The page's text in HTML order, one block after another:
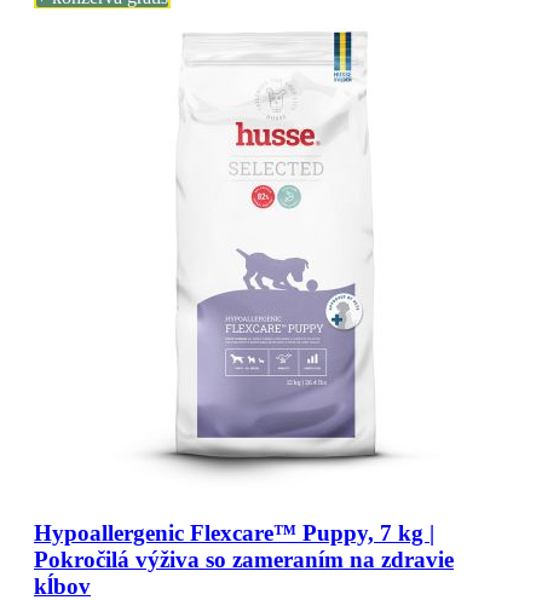
Hypoallergenic Flexcare™ Puppy, 7 kg |
Pokročilá výživa so zameraním na zdravie
kĺbov